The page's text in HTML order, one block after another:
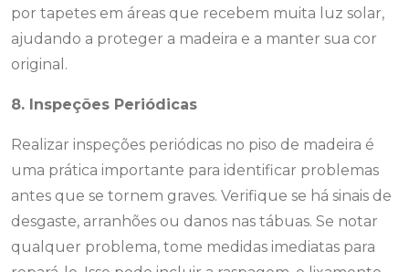
por tapetes em áreas que recebem muita luz solar,
ajudando a proteger a madeira e a manter sua cor
original.
8. Inspeções Periódicas
Realizar inspeções periódicas no piso de madeira é
uma prática importante para identificar problemas
antes que se tornem graves. Verifique se há sinais de
desgaste, arranhões ou danos nas tábuas. Se notar
qualquer problema, tome medidas imediatas para